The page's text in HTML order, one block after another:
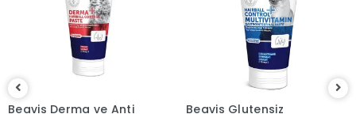
Beavis Derma ve Anti
Beavis Glutensiz